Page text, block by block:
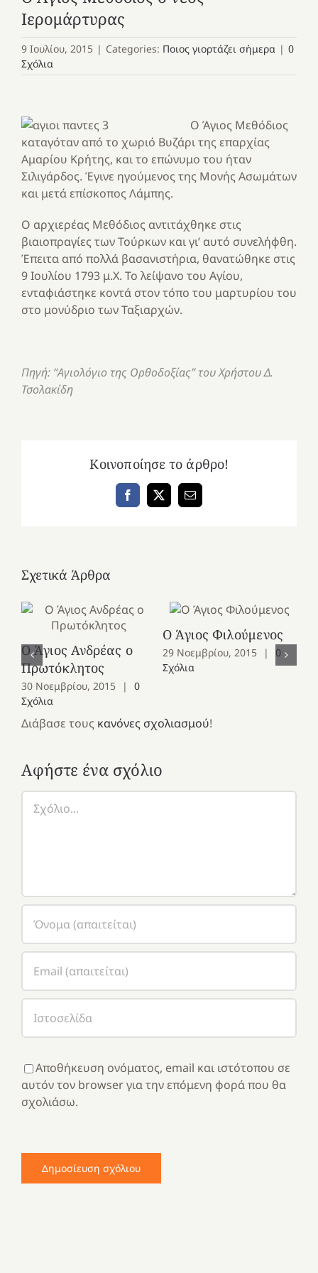
Ιερομάρτυρας
9 Ιουλίου, 2015 | Categories: Ποιος γιορτάζει σήμερα | 0
Σχόλια
Ο Άγιος Μεθόδιος
καταγόταν από το χωριό Βυζάρι της επαρχίας
Αμαρίου Κρήτης, και το επώνυμο του ήταν
Σιλιγάρδος. Έγινε ηγούμενος της Μονής Ασωμάτων
και μετά επίσκοπος Λάμπης.
Ο αρχιερέας Μεθόδιος αντιτάχθηκε στις
βιαιοπραγίες των Τούρκων και γι’ αυτό συνελήφθη.
Έπειτα από πολλά βασανιστήρια, θανατώθηκε στις
9 Ιουλίου 1793 μ.Χ. Το λείψανο του Αγίου,
ενταφιάστηκε κοντά στον τόπο του μαρτυρίου του
στο μονύδριο των Ταξιαρχών.
Πηγή: “Αγιολόγιο της Ορθοδοξίας” του Χρήστου Δ.
Τσολακίδη
Κοινοποίησε το άρθρο!
Facebook
X Email
Σχετικά Άρθρα
Ο Άγιος Ανδρέας ο
Πρωτόκλητος
30 Νοεμβρίου, 2015 |
0
Σχόλια
Ο Άγιος Φιλούμενος
29 Νοεμβρίου, 2015 |
0
Σχόλια
Διάβασε τους κανόνες σχολιασμού!
Αφήστε ένα σχόλιο
Αποθήκευση ονόματος, email και ιστότοπου σε
αυτόν τον browser για την επόμενη φορά που θα
σχολιάσω.